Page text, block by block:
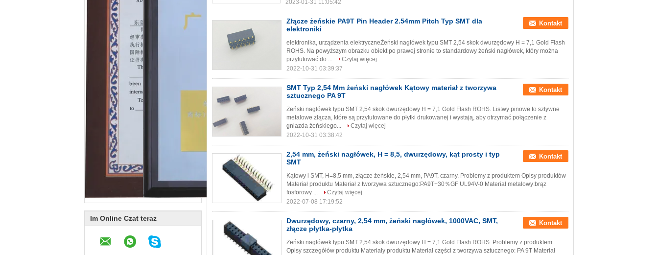
Im Online Czat teraz
2023-01-31 11:05:42
Złącze żeńskie PA9T Pin Header 2.54mm Pitch Typ SMT dla
elektroniki
Kontakt
elektronika, urządzenia elektryczneŻeński nagłówek typu SMT 2,54 skok dwurzędowy H = 7,1 Gold Flash
ROHS. Na powyższym obrazku obiekt po prawej stronie to standardowy żeński nagłówek, który można
przylutować do ...
Czytaj więcej
2022-10-31 03:39:37
SMT Typ 2,54 Mm żeński nagłówek Kątowy materiał z tworzywa
sztucznego PA 9T
Kontakt
Żeński nagłówek typu SMT 2,54 skok dwurzędowy H = 7,1 Gold Flash ROHS. Listwy pinowe to sztywne
metalowe złącza, które są przylutowane do płytki drukowanej i wystają, aby otrzymać połączenie z
gniazda żeńskiego...
Czytaj więcej
2022-10-31 03:38:42
2,54 mm, żeński nagłówek, H = 8,5, dwurzędowy, kąt prosty i typ
SMT
Kontakt
Kątowy i SMT, H=8,5 mm, złącze żeńskie, 2,54 mm, PA9T, czarny. Problemy z produktem Opisy produktów
Materiał produktu Materiał z tworzywa sztucznego:PA9T+30％GF UL94V-0 Materiał metalowy:brąz
fosforowy ...
Czytaj więcej
2022-07-08 17:19:52
Dwurzędowy, czarny, 2,54 mm, żeński nagłówek, 1000VAC, SMT,
złącze płytka-płytka
Kontakt
Żeński nagłówek typu SMT 2,54 skok dwurzędowy H = 7,1 Gold Flash ROHS. Problemy z produktem
Opisy szczegółów produktu Materiały produktu Materiał części z tworzywa sztucznego: PA 9T Materiał